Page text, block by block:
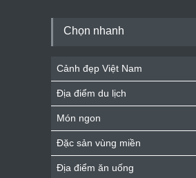
Chọn nhanh
Cảnh đẹp Việt Nam
Địa điểm du lịch
Món ngon
Đặc sản vùng miền
Địa điểm ăn uống